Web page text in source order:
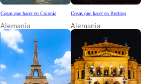
Cosas que hacer en Colonia
Alemania
Cosas que hacer en Bottrop
Alemania